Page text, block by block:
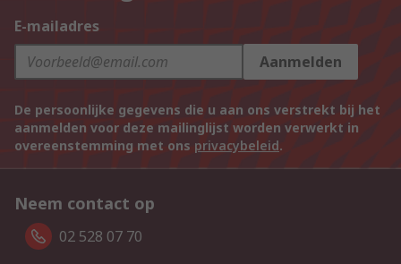
E-mailadres
Aanmelden
De persoonlijke gegevens die u aan ons verstrekt bij het
aanmelden voor deze mailinglijst worden verwerkt in
overeenstemming met ons privacybeleid.
Neem contact op
02 528 07 70